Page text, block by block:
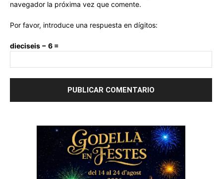
navegador la próxima vez que comente.
Por favor, introduce una respuesta en dígitos:
dieciseis − 6 =